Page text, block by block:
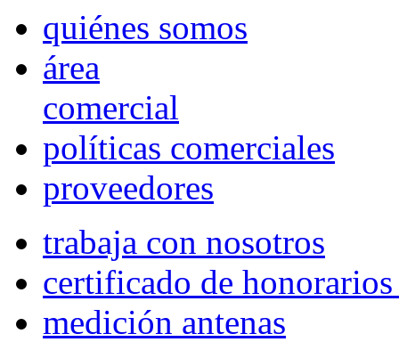
quiénes somos
área
comercial
políticas comerciales
proveedores
trabaja con nosotros
certificado de
medición antenas